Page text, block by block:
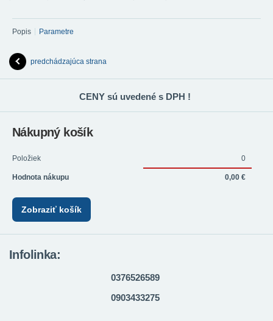
Popis Parametre
predchádzajúca strana
CENY sú uvedené s DPH !
Nákupný košík
Položiek 0
Hodnota nákupu 0,00 €
Zobraziť košík
Infolinka:
0376526589
0903433275